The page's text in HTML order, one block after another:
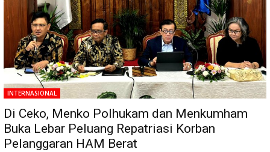
INTERNASIONAL
Di Ceko, Menko Polhukam dan Menkumham
Buka Lebar Peluang Repatriasi Korban
Pelanggaran HAM Berat